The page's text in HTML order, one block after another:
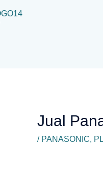
Jual
/ PANASONIC,